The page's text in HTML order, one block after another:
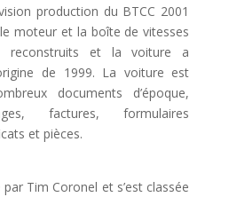
production du BTCC 2001
moteur et la boîte de vitesses
reconstruits et la voiture a
de 1999. La voiture est
documents d’époque,
factures, formulaires
et pièces.
Tim Coronel et s’est classée